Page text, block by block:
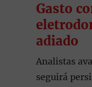
Gasto
adiado
Analistas
seguirá